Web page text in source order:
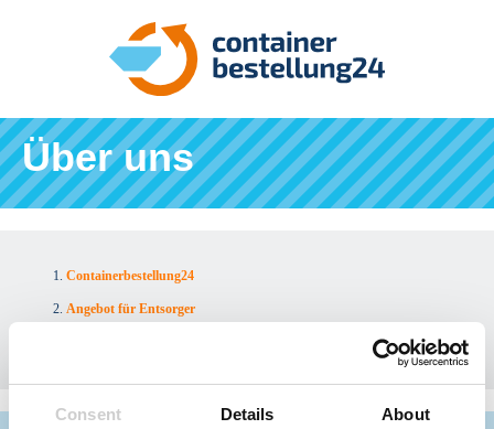
Consent Details About
Über uns
Containerbestellung24
Angebot für Entsorger